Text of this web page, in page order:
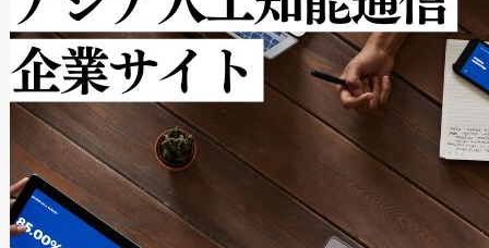
ルの変電所周囲を監視でき、
作業と点群処理を簡素化でき
Avia 2は、2種類のFOVオプシ
× 80°のノーマルモード、長
ードを切り替えて使用するこ